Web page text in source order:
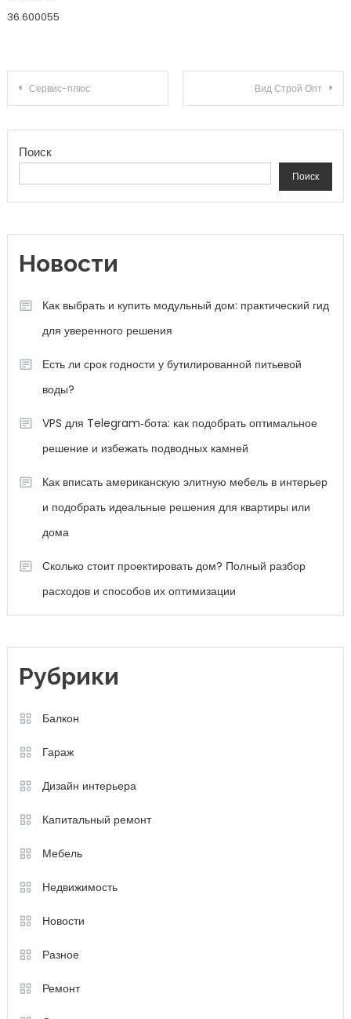
36.600055
Навигация по записям
Сервис-плюс Вид Строй Опт
Поиск
Поиск
Новости
Как выбрать и купить модульный дом: практический гид
для уверенного решения
Есть ли срок годности у бутилированной питьевой
воды?
VPS для Telegram‑бота: как подобрать оптимальное
решение и избежать подводных камней
Как вписать американскую элитную мебель в интерьер
и подобрать идеальные решения для квартиры или
дома
Сколько стоит проектировать дом? Полный разбор
расходов и способов их оптимизации
Рубрики
Балкон
Гараж
Дизайн интерьера
Капитальный ремонт
Мебель
Недвижимость
Новости
Разное
Ремонт